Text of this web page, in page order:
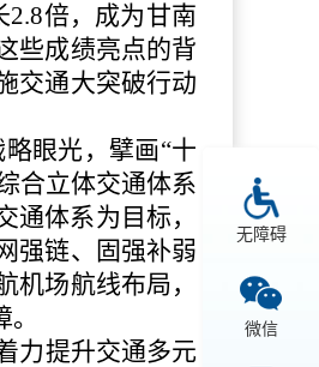
无障碍
微信
2.8倍，成为甘南
些成绩亮点的背
交通大突破行动
眼光，擘画“十
合立体交通体系
体系为目标，
强链、固强补弱
场航线布局，
力提升交通多元